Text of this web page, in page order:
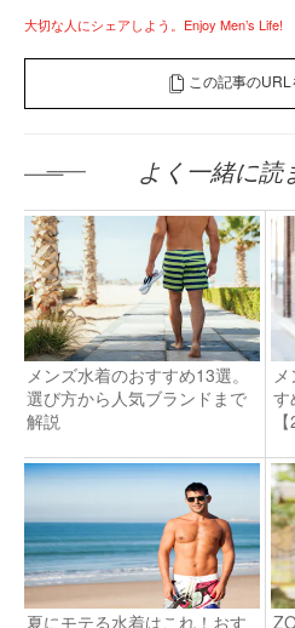
大切な人にシェアしよう。Enjoy Men’s Life!
この記事の
よく一緒に読
メンズ水着のおすすめ13選。
選び方から人気ブランドまで
解説
す
夏にモテる水着はこれ！おす